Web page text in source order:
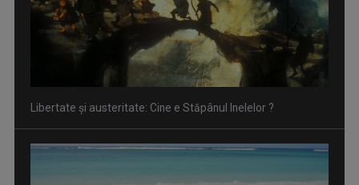
Călătoriile îi fac pe oameni, nu oamenii fac călătorii: istoria